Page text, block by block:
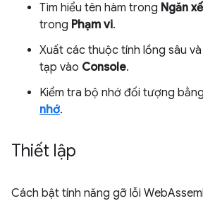
Tìm hiểu tên hàm trong Ngăn
trong Phạm vi.
Xuất các thuộc tính lồng sâu
tạp vào Console.
Kiểm tra bộ nhớ đối tượng bằng
nhớ.
Thiết lập
Cách bật tính năng gỡ lỗi